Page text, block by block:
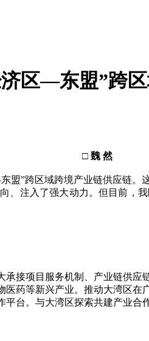
区—东盟”跨
□ 魏 然
跨区域跨境产业链供应链。
注入了强大动力。但目前，
项目服务机制、产业链供应
药等新兴产业。推动大湾区
台。与大湾区探索共建产业合